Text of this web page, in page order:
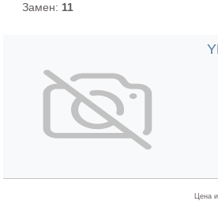
Замен: 11
Цена